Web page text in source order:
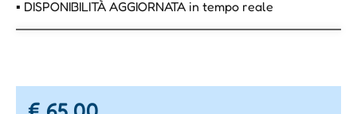
▪ DISPONIBILITÀ AGGIORNATA in tempo reale